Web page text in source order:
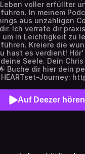
voller erfüllter
In meinem
aus unzähligen
Ich verrate dir
um in Leichtigkeit zu
Kreiere die
hast es verdient!
Seele. Dein
Buche dir hier dein
Journey:
Auf Deezer hören